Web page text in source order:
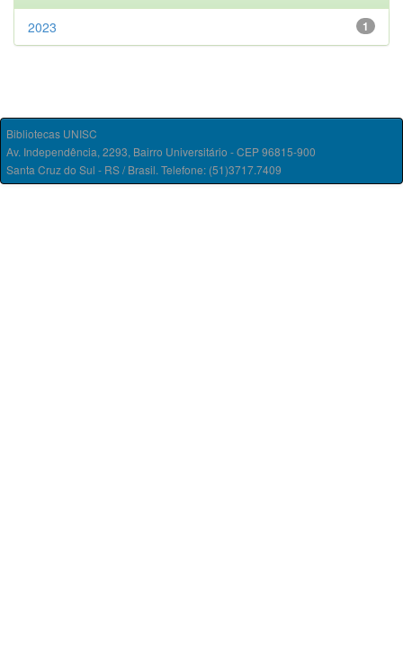
1
2023
Bibliotecas UNISC
Av. Independência, 2293, Bairro Universitário - CEP 96815-900
Santa Cruz do Sul - RS / Brasil. Telefone: (51)3717.7409